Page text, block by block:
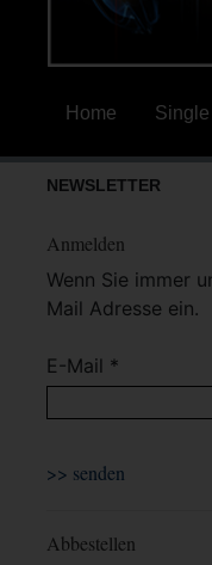
Home
NEWSLETTER
Anmelden
Wenn Sie immer
Mail Adresse ein.
E-Mail *
Abbestellen